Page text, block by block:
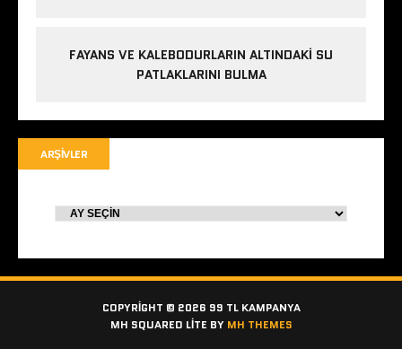
FAYANS VE KALEBODURLARIN ALTINDAKI SU
PATLAKLARINI BULMA
ARŞIVLER
COPYRIGHT © 2026 99 TL KAMPANYA
MH SQUARED LITE BY MH THEMES